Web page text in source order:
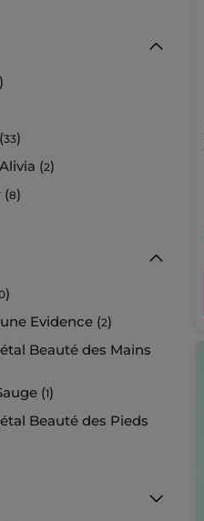
)
(33)
(2)
(8)
)
Evidence (2)
Beauté des Mains
(1)
Beauté des Pieds